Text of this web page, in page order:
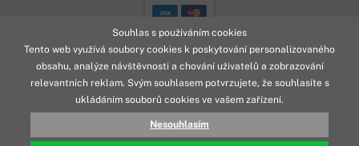
© 2026 www.felipe.cz
Souhlas s používáním cookies
Tento web využívá soubory cookies k poskytování personalizovaného
obsahu, analýze návštěvnosti a chování uživatelů a zobrazování
relevantních reklam. Svým souhlasem potvrzujete, že souhlasíte s
ukládáním souborů cookies ve vašem zařízení.
Nesouhlasím